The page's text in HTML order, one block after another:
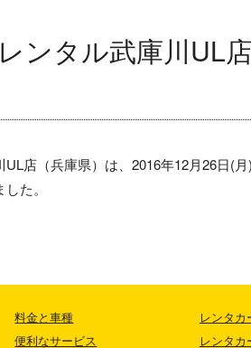
ンタル武庫川UL
店（兵庫県）は、2016年12月26日(
た。
料金と車種
便利なサービス
レンタ
レンタカ